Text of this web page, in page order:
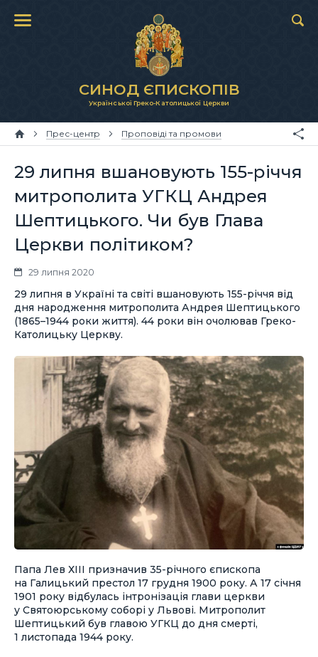
СИНОД ЄПИСКОПІВ
Української Греко-Католицької Церкви
Прес-центр Проповіді та промови
29 липня вшановують 155-річчя
митрополита УГКЦ Андрея
Шептицького. Чи був Глава
Церкви політиком?
29 липня 2020
29 липня в Україні та світі вшановують 155-річчя від
дня народження митрополита Андрея Шептицького
(1865–1944 роки життя). 44 роки він очолював Греко-
Католицьку Церкву.
Папа Лев ХІІІ призначив 35-річного єпископа
на Галицький престол 17 грудня 1900 року. А 17 січня
1901 року відбулась інтронізація глави церкви
у Святоюрському соборі у Львові. Митрополит
Шептицький був главою УГКЦ до дня смерті,
1 листопада 1944 року.